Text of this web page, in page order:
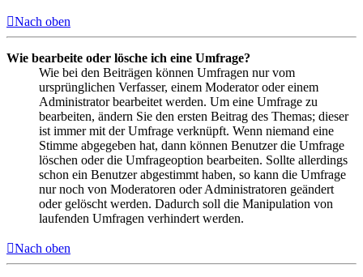
Nach oben
Wie bearbeite oder lösche ich eine Umfrage?
Wie bei den Beiträgen können Umfragen nur vom
ursprünglichen Verfasser, einem Moderator oder einem
Administrator bearbeitet werden. Um eine Umfrage zu
bearbeiten, ändern Sie den ersten Beitrag des Themas; dieser
ist immer mit der Umfrage verknüpft. Wenn niemand eine
Stimme abgegeben hat, dann können Benutzer die Umfrage
löschen oder die Umfrageoption bearbeiten. Sollte allerdings
schon ein Benutzer abgestimmt haben, so kann die Umfrage
nur noch von Moderatoren oder Administratoren geändert
oder gelöscht werden. Dadurch soll die Manipulation von
laufenden Umfragen verhindert werden.
Nach oben